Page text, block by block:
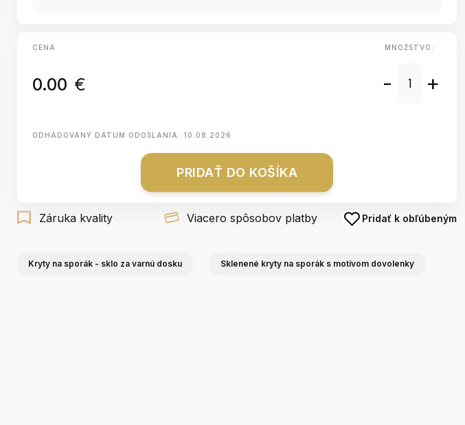
CENA
0.00 €
MNOŽSTVO:
- +
ODHADOVANÝ DÁTUM ODOSLANIA: 10.08.2026
PRIDAŤ DO KOŠÍKA
Záruka kvality Viacero spôsobov platby Pridať k obľúbeným
Kryty na sporák - sklo za varnú dosku Sklenené kryty na sporák s motívom dovolenky